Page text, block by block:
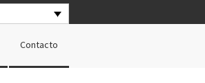
Contacto